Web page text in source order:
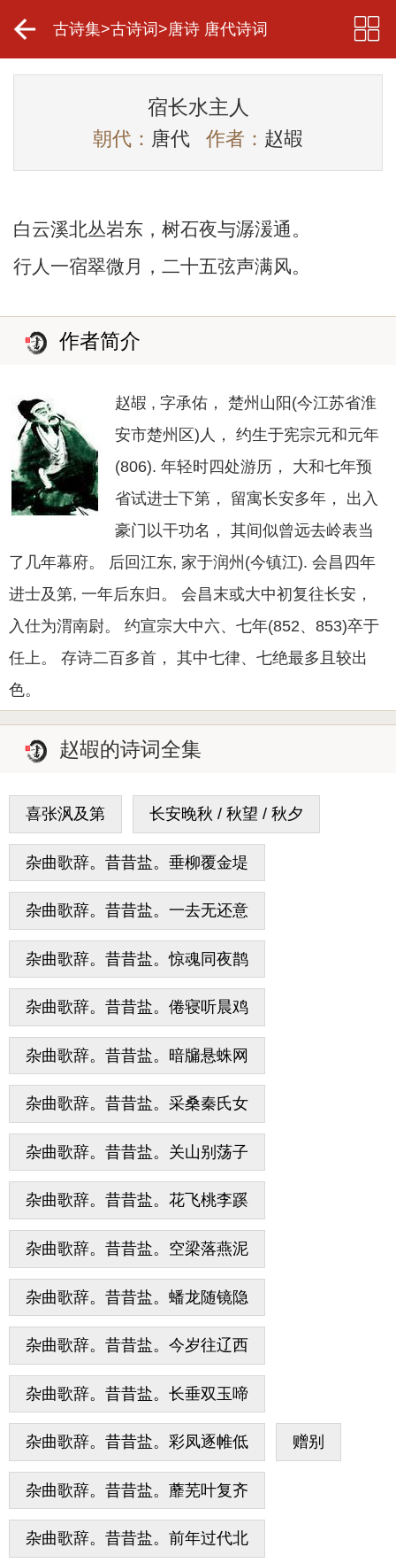
古诗集>古诗词 >唐诗 唐代诗词
宿长水主人
朝代： 唐代 作者： 赵嘏
白云溪北丛岩东，树石夜与潺湲通。
行人一宿翠微月，二十五弦声满风。
作者简介
赵嘏 , 字承佑， 楚州山阳(今江苏省淮
安市楚州区)人， 约生于宪宗元和元年
(806). 年轻时四处游历， 大和七年预
省试进士下第， 留寓长安多年， 出入
豪门以干功名， 其间似曾远去岭表当
了几年幕府。 后回江东, 家于润州(今镇江). 会昌四年
进士及第, 一年后东归。 会昌末或大中初复往长安，
入仕为渭南尉。 约宣宗大中六、七年(852、853)卒于
任上。 存诗二百多首， 其中七律、七绝最多且较出
色。
赵嘏的诗词全集
喜张沨及第 长安晚秋 / 秋望 / 秋夕
杂曲歌辞。昔昔盐。垂柳覆金堤
杂曲歌辞。昔昔盐。一去无还意
杂曲歌辞。昔昔盐。惊魂同夜鹊
杂曲歌辞。昔昔盐。倦寝听晨鸡
杂曲歌辞。昔昔盐。暗牖悬蛛网
杂曲歌辞。昔昔盐。采桑秦氏女
杂曲歌辞。昔昔盐。关山别荡子
杂曲歌辞。昔昔盐。花飞桃李蹊
杂曲歌辞。昔昔盐。空梁落燕泥
杂曲歌辞。昔昔盐。蟠龙随镜隐
杂曲歌辞。昔昔盐。今岁往辽西
杂曲歌辞。昔昔盐。长垂双玉啼
杂曲歌辞。昔昔盐。彩凤逐帷低 赠别
杂曲歌辞。昔昔盐。蘼芜叶复齐
杂曲歌辞。昔昔盐。前年过代北